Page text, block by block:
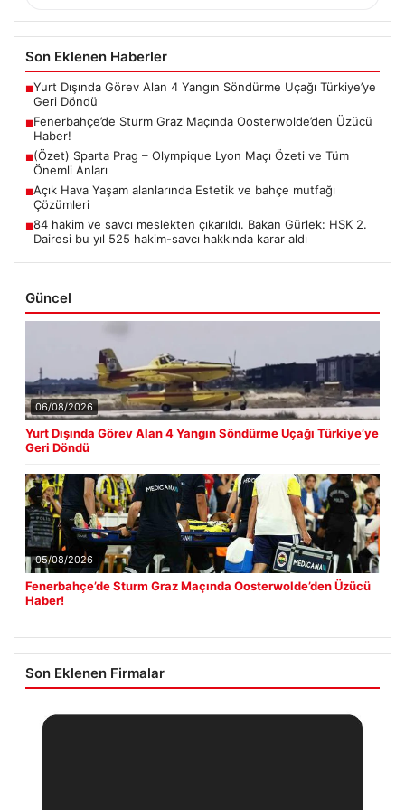
Son Eklenen Haberler
■Yurt Dışında Görev Alan 4 Yangın Söndürme Uçağı Türkiye’ye
Geri Döndü
■Fenerbahçe’de Sturm Graz Maçında Oosterwolde’den Üzücü
Haber!
■(Özet) Sparta Prag – Olympique Lyon Maçı Özeti ve Tüm
Önemli Anları
■Açık Hava Yaşam alanlarında Estetik ve bahçe mutfağı
Çözümleri
■84 hakim ve savcı meslekten çıkarıldı. Bakan Gürlek: HSK 2.
Dairesi bu yıl 525 hakim-savcı hakkında karar aldı
Güncel
06/08/2026
Yurt Dışında Görev Alan 4 Yangın Söndürme Uçağı Türkiye’ye
Geri Döndü
05/08/2026
Fenerbahçe’de Sturm Graz Maçında Oosterwolde’den Üzücü
Haber!
Son Eklenen Firmalar